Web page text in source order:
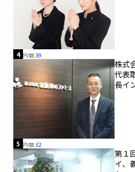
4 PV数39
株式
代表
長イ
5 PV数32
第１
イ、